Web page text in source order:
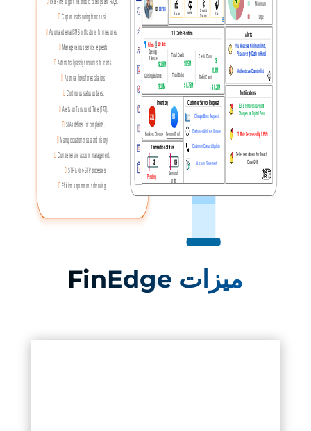
FinEdge ميزات